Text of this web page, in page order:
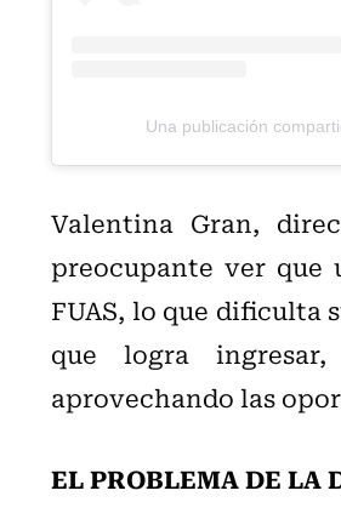
Una publicación
Valentina Gran,
preocupante ver que
FUAS, lo que dificulta
que logra
aprovechando las
EL PROBLEMA DE LA